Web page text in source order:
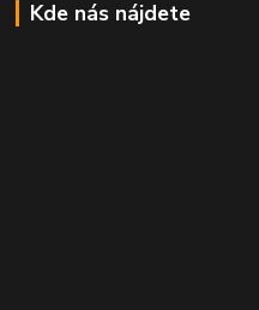
Kde nás nájdete